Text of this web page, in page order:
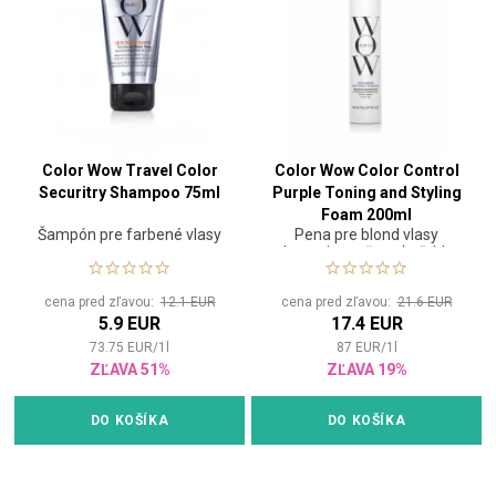
Color Wow Travel Color
Securitry Shampoo 75ml
Šampón pre farbené vlasy
cena pred zľavou:12.1 EUR
5.9 EUR
73.75 EUR/1
ZĽAVA 51%
DO KOŠÍKA
Color Wow Color Control
Purple Toning and Styling
Foam 200ml
Pena pre blond vlasy
obnovuje pružnosť a ľahko
tónuje
cena pred zľavou:21.6 EUR
17.4 EUR
87 EUR/1
ZĽAVA 19%
DO KOŠÍKA